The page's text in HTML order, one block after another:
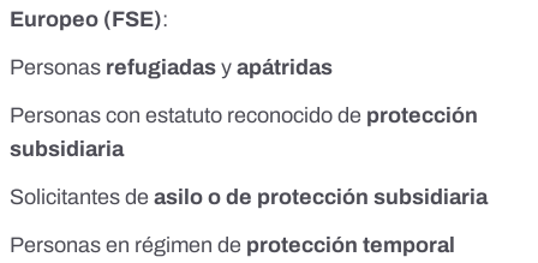
Europeo (FSE):
Personas refugiadas y apátridas
Personas con estatuto reconocido de protección
subsidiaria
Solicitantes de asilo o de protección subsidiaria
Personas en régimen de protección temporal